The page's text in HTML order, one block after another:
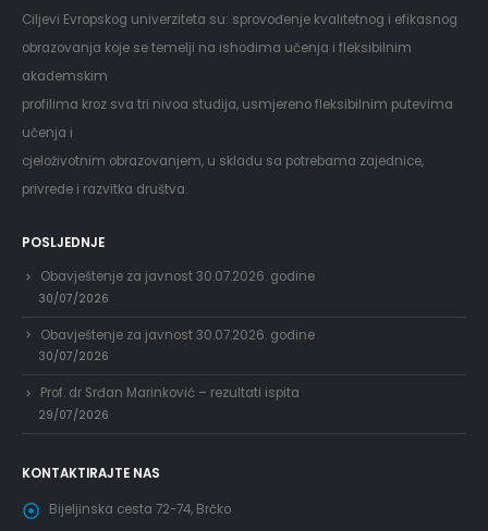
Ciljevi Evropskog univerziteta su: sprovođenje kvalitetnog i efikasnog
obrazovanja koje se temelji na ishodima učenja i fleksibilnim
akademskim
profilima kroz sva tri nivoa studija, usmjereno fleksibilnim putevima
učenja i
cjeloživotnim obrazovanjem, u skladu sa potrebama zajednice,
privrede i razvitka društva.
POSLJEDNJE
Obavještenje za javnost 30.07.2026. godine
30/07/2026
Obavještenje za javnost 30.07.2026. godine
30/07/2026
Prof. dr Srđan Marinković – rezultati ispita
29/07/2026
KONTAKTIRAJTE NAS
Bijeljinska cesta 72-74, Brčko